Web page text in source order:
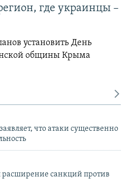
где украинцы –
установить День
общины Крыма
что атаки существенно
санкций против